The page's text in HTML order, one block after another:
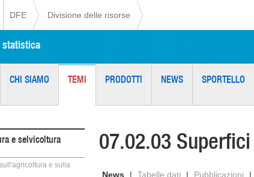
DFE Divisione delle risorse
CHI SIAMO TEMI PRODOTTI NEWS SPORTELLO
e selvicoltura
e sulla
07.02.03
News | Tabelle dati | Pubblicazioni |